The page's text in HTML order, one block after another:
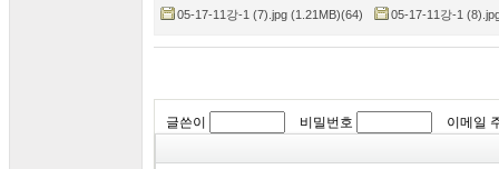
05-17-11강-1 (7).jpg (1.21MB)(64)
05-17-11강-1
글쓴이 비밀번호 이메일